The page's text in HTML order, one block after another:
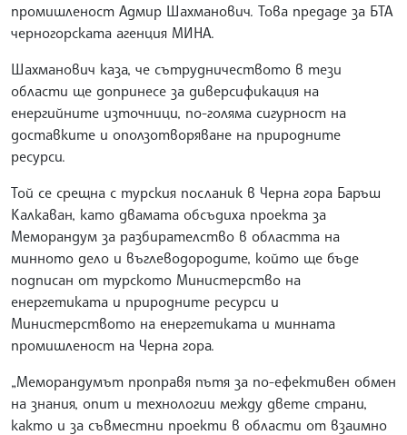
промишленост Адмир Шахманович. Това предаде за БТА
черногорската агенция МИНА.
Шахманович каза, че сътрудничеството в тези
области ще допринесе за диверсификация на
енергийните източници, по-голяма сигурност на
доставките и оползотворяване на природните
ресурси.
Той се срещна с турския посланик в Черна гора Баръш
Калкаван, като двамата обсъдиха проекта за
Меморандум за разбирателство в областта на
минното дело и въглеводородите, който ще бъде
подписан от турското Министерство на
енергетиката и природните ресурси и
Министерството на енергетиката и минната
промишленост на Черна гора.
„Меморандумът проправя пътя за по-ефективен обмен
на знания, опит и технологии между двете страни,
както и за съвместни проекти в области от взаимно